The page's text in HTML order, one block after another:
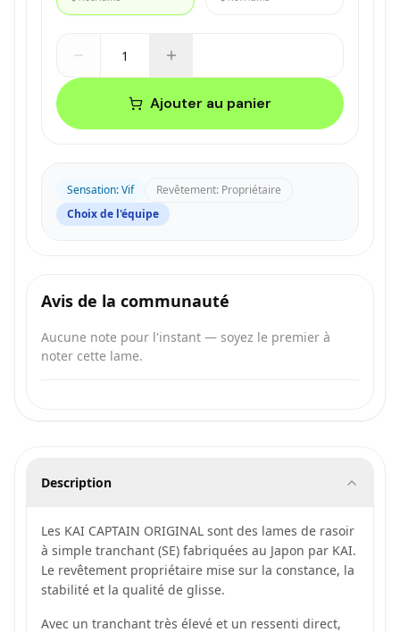
Ajouter au panier
Sensation:Vif Revêtement: Propriétaire
Choix de l'équipe
Avis de la communauté
Aucune note pour l'instant — soyez le premier à
noter cette lame.
Description
Les KAI CAPTAIN ORIGINAL sont des lames de rasoir
à simple tranchant (SE) fabriquées au Japon par KAI.
Le revêtement propriétaire mise sur la constance, la
stabilité et la qualité de glisse.
Avec un tranchant très élevé et un ressenti direct,